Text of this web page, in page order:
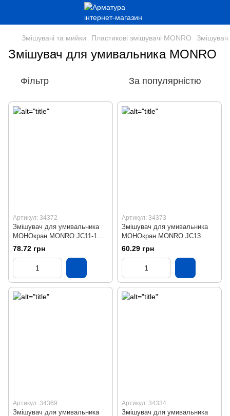
Змішувачі та мийки Пластикові змішувачі MONRO
Змішувач для умивальника MONRO
Фільтр За популярністю
Артикул: 34372
Змішувач для умивальника
МОНОкран MONRO JC11-1
White (білий)
78.72 грн
Артикул: 34373
Змішувач для умивальника
МОНОкран MONRO JC13
White (білий)
60.29 грн
Артикул: 34369
Змішувач для умивальника
Артикул: 34334
Змішувач для умивальника